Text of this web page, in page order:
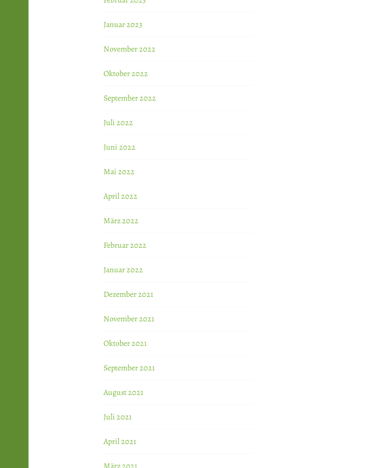
Januar 2023
November 2022
Oktober 2022
September 2022
Juli 2022
Juni 2022
Mai 2022
April 2022
März 2022
Februar 2022
Januar 2022
Dezember 2021
November 2021
Oktober 2021
September 2021
August 2021
Juli 2021
April 2021